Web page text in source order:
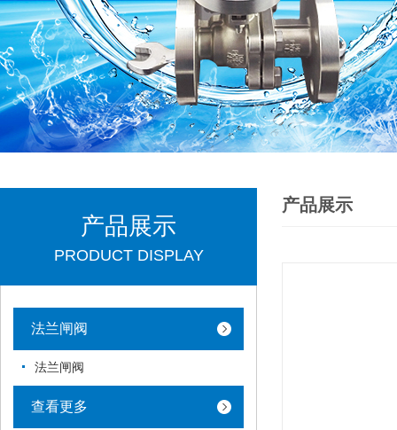
产品展示
产品展示
PRODUCT DISPLAY
法兰闸阀
法兰闸阀
查看更多